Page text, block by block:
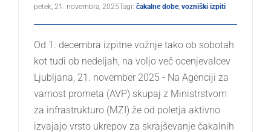
petek, 21. novembra, 2025Tagi: čakalne dobe, vozniški izpiti
Od 1. decembra izpitne vožnje tako ob sobotah
kot tudi ob nedeljah, na voljo več ocenjevalcev
Ljubljana, 21. november 2025 - Na Agenciji za
varnost prometa (AVP) skupaj z Ministrstvom
za infrastrukturo (MZI) že od poletja aktivno
izvajajo vrsto ukrepov za skrajševanje čakalnih